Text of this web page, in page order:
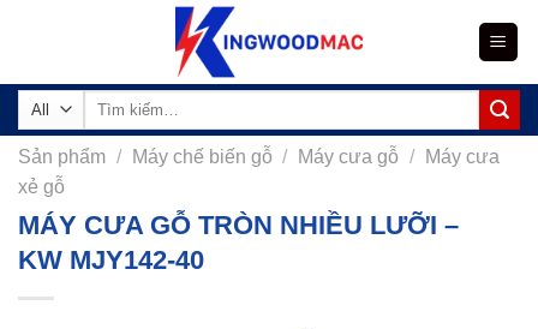
Tìm
Sản phẩm / Máy chế biến gỗ / Máy cưa gỗ /
Máy cưa
xẻ gỗ
MÁY CƯA GỖ TRÒN NHIỀU LƯỠI –
KW MJY142-40